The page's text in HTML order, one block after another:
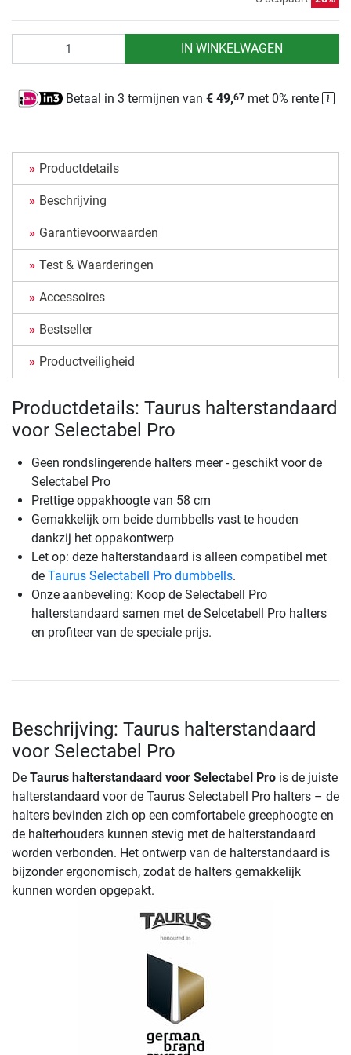
IN WINKELWAGEN
Betaal in 3 termijnen van € 49,67met 0% rente
Productdetails
Beschrijving
Garantievoorwaarden
Test & Waarderingen
Accessoires
Bestseller
Productveiligheid
Productdetails: Taurus halterstandaard
voor Selectabel Pro
Geen rondslingerende halters meer - geschikt voor de
Selectabel Pro
Prettige oppakhoogte van 58 cm
Gemakkelijk om beide dumbbells vast te houden
dankzij het oppakontwerp
Let op: deze halterstandaard is alleen compatibel met
de Taurus Selectabell Pro dumbbells.
Onze aanbeveling: Koop de Selectabell Pro
halterstandaard samen met de Selcetabell Pro halters
en profiteer van de speciale prijs.
Beschrijving: Taurus halterstandaard
voor Selectabel Pro
De Taurus halterstandaard voor Selectabel Pro is de juiste
halterstandaard voor de Taurus Selectabell Pro halters – de
halters bevinden zich op een comfortabele greephoogte en
de halterhouders kunnen stevig met de halterstandaard
worden verbonden. Het ontwerp van de halterstandaard is
bijzonder ergonomisch, zodat de halters gemakkelijk
kunnen worden opgepakt.